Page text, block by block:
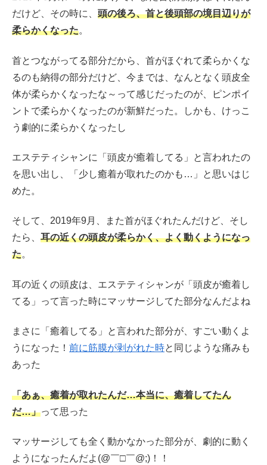
だけど、その時に、 頭の後ろ、首と後頭部の境目辺りが
柔らかくなった。
首とつながってる部分だから、首がほぐれて柔らかくな
るのも納得の部分だけど、今までは、なんとなく頭皮全
体が柔らかくなったな～って感じだったのが、ピンポイ
ントで柔らかくなったのが新鮮だった。しかも、けっこ
う劇的に柔らかくなったし
エステティシャンに「頭皮が癒着してる」と言われたの
を思い出し、「少し癒着が取れたのかも…」と思いはじ
めた。
そして、2019年9月、また首がほぐれたんだけど、そし
たら、 耳の近くの頭皮が柔らかく、よく動くようになっ
た。
耳の近くの頭皮は、エステティシャンが「頭皮が癒着し
てる」って言った時にマッサージしてた部分なんだよね
まさに「癒着してる」と言われた部分が、すごい動くよ
うになった！ 前に筋膜が剥がれた時と同じような痛みも
あった
「あぁ、癒着が取れたんだ…本当に、癒着してたん
だ…」って思った
マッサージしても全く動かなかった部分が、劇的に動く
ようになったんだよ(@￣□￣@;)！！